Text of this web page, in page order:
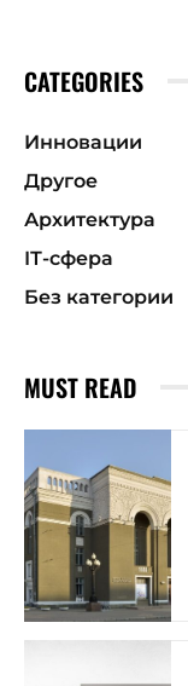
CATEGORIES
Инновации
Другое
Архитектура
ІТ-сфера
Без категории
MUST READ